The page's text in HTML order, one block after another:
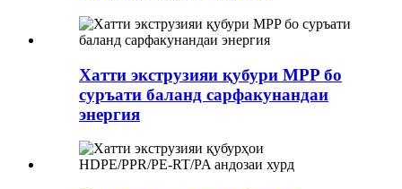
Хатти экструзияи қубури MPP бо
суръати баланд сарфакунандаи
энергия